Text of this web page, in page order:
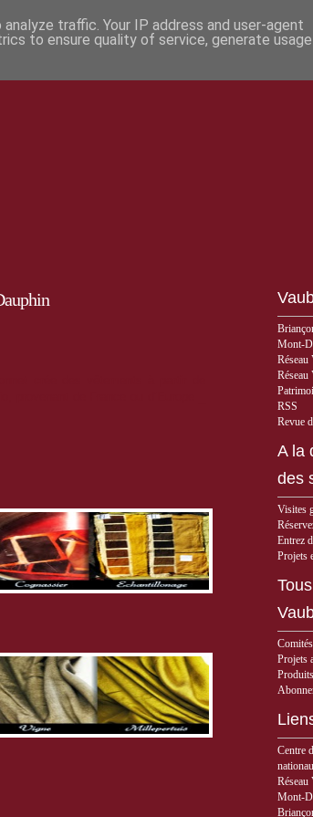
Mont-
Réseau
Réseau
RSS
Revue
A la
des
Visites
Entrez
Projets
Projets
Centre
Réseau
Mont-
traffic. Your IP address and user-agent
to ensure quality of service, generate usage